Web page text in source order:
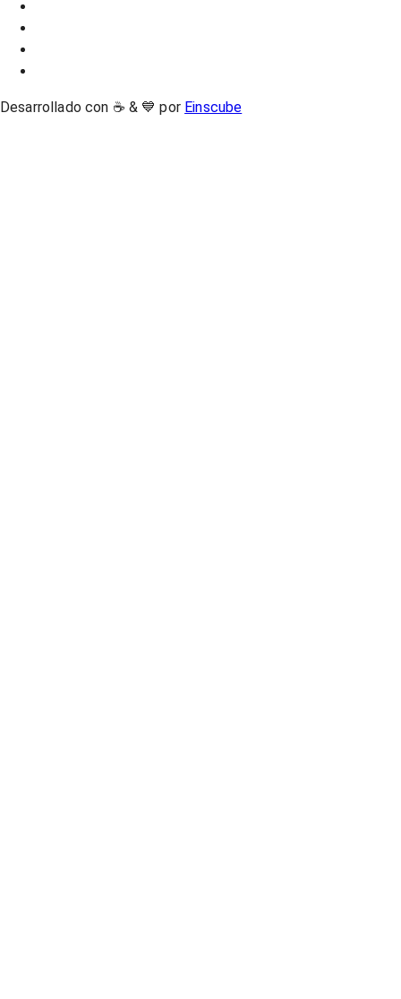
Desarrollado con ☕ & 💙 por Einscube